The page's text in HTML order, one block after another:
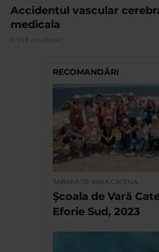
Accidentul vascular
medicala
9.918 vizualizari
RECOMANDĂRI
TABARA DE VARA CATENA
Școala de Vară
Eforie Sud, 2023